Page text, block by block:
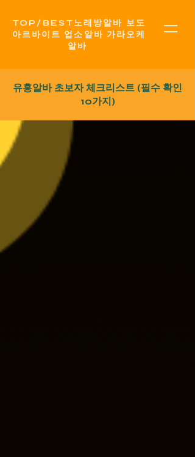
TOP​/BEST노래방알바 보도
아르바이트 업소알바 가라오케
알바
유흥알바초보자 체크리스트 (필수 확인
10가지)